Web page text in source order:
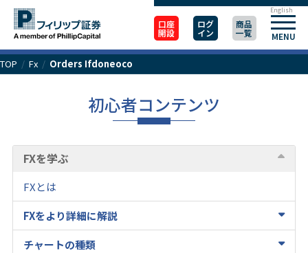
口座
開設
ログ
イン
商品
一覧 MENU
English
TOP / Fx / Orders Ifdoneoco
初心者コンテンツ
FXを学ぶ
FXとは
FXをより詳細に解説
チャートの種類